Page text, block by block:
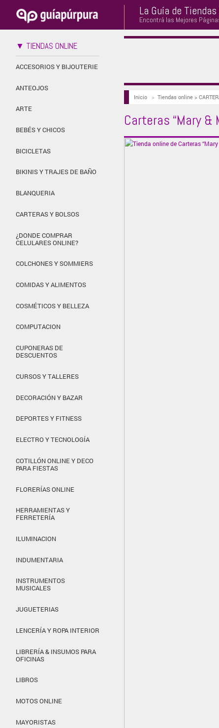
La Guía de
Encontrá las Mejores
▼ TIENDAS ONLINE
ACCESORIOS Y BIJOUTERIE
ANTEOJOS
ARTE
BEBÉS Y CHICOS
BICICLETAS
BIKINIS Y TRAJES DE BAÑO
BLANQUERIA
CARTERAS Y BOLSOS
¿DONDE COMPRAR
CELULARES ONLINE?
COLCHONES Y SOMMIERS
COMIDAS Y ALIMENTOS
COSMÉTICOS Y BELLEZA
COMPUTACION
CUPONERAS DE
DESCUENTOS
CURSOS Y TALLERES
DECORACIÓN Y BAZAR
DEPORTES Y FITNESS
ELECTRO Y TECNOLOGÍA
COTILLÓN ONLINE Y DECO
PARA FIESTAS
FLORERÍAS ONLINE
HERRAMIENTAS Y
FERRETERÍA
ILUMINACION
INDUMENTARIA
INSTRUMENTOS
MUSICALES
JUGUETERIAS
LENCERÍA Y ROPA INTERIOR
LIBRERÍA & INSUMOS PARA
OFICINAS
LIBROS
MOTOS ONLINE
MAYORISTAS
Inicio> Tiendas online >
Carteras “Mary &